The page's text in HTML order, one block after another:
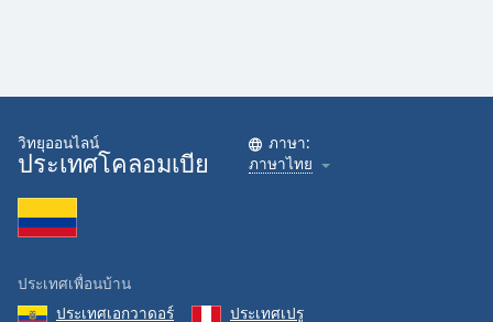
วิทยุออนไลน์
ประเทศโคลอมเบีย
ภาษา:
ภาษาไทย
ประเทศเพื่อนบ้าน
ประเทศเอกวาดอร์
ประเทศเปรู